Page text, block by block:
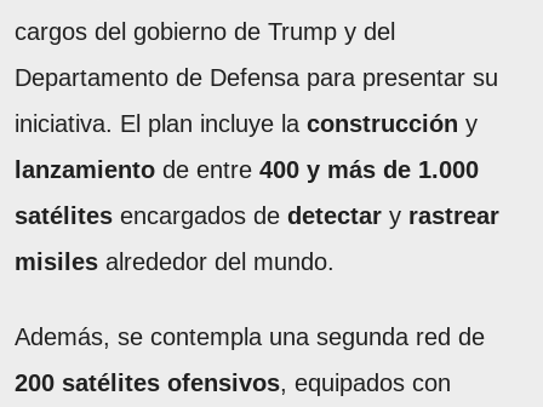
cargos del gobierno de Trump y del
Departamento de Defensa para presentar su
iniciativa. El plan incluye la construcción y
lanzamiento de entre 400 y más de 1.000
satélites encargados de detectar y rastrear
misiles alrededor del mundo.
Además, se contempla una segunda red de
200 satélites ofensivos, equipados con